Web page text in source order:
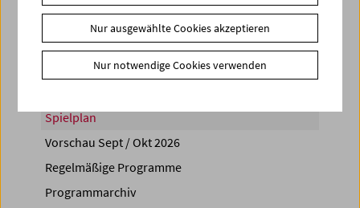
Share on
Spielplan
Vorschau Sept / Okt 2026
Regelmäßige Programme
Programmarchiv
Nur ausgewählte Cookies akzeptieren
Nur notwendige Cookies verwenden